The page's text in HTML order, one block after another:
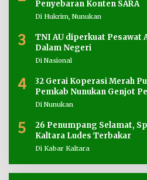
Penyebaran Konten SARA
Di Hukrim, Nunukan
3
TNI AU diperkuat Pesawat
Dalam Negeri
Di Nasional
4
32 Gerai Koperasi Merah
Pemkab Nunukan Genjot
Di Nunukan
5
26 Penumpang Selamat,
Kaltara Ludes Terbakar
Di Kabar Kaltara